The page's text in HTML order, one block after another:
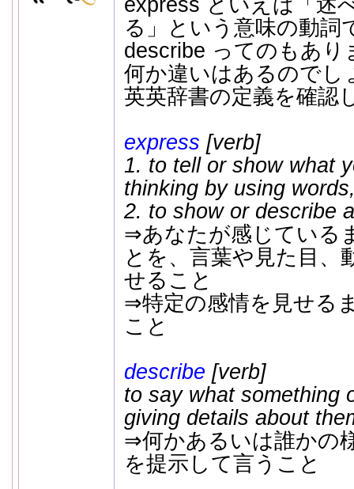
express といえば「述
る」という意味の動詞
describe ってのもあり
何か違いはあるのでし
英英辞書の定義を確認
express [verb]
1. to tell or show what
thinking by using
2. to show or describe
⇒あなたが感じている
とを、言葉や見た目、
せること
⇒特定の感情を見せる
こと
describe [verb]
to say what something
giving details about
⇒何かあるいは誰かの
を提示して言うこと